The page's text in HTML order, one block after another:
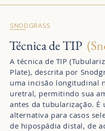
SNODGRASS
Técnica de TIP
A técnica de TIP
Plate), descrita por
uma incisão longitudinal
uretral, permitindo sua
antes da tubularização. É
alternativa para casos
de hipospádia distal, de